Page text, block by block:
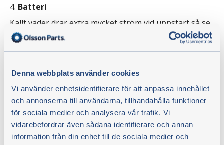
Denna webbplats använder cookies
Vi använder enhetsidentifierare för att anpassa innehållet
och annonserna till användarna, tillhandahålla funktioner
för sociala medier och analysera vår trafik. Vi
vidarebefordrar även sådana identifierare och annan
information från din enhet till de sociala medier och
Batteri
Kallt väder drar extra mycket ström vid uppstart så se
till att batteriet är fulladdat och i gott skick.
Kontrollera även att generatorn är intakt och
fungerar väl.
Startmotor
Kontrollera skicket på startmotorn. Vid kyla går allt
betydligt trögare än annars och startmotorn får